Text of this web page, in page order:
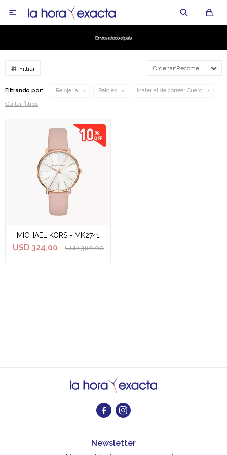

Recomendados
Filtrando por: Relojería Relojes Material de correa: Cuero
Quitar filtros
MICHAEL KORS - MK2741
USD 324,00 USD 360,00
 
Newsletter